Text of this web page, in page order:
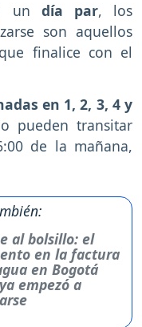
un día par, los
son aquellos
finalice con el
en 1, 2, 3, 4 y
pueden transitar
de la mañana,
al bolsillo: el
en la factura
en Bogotá
empezó a